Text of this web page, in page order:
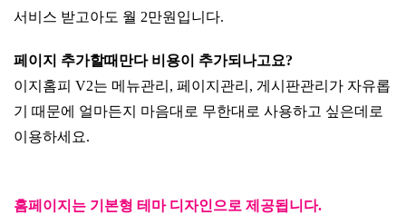
서비스 받고아도 월 2만원입니다.
페이지 추가할때만다 비용이 추가되나고요?
이지홈피 V2는 메뉴관리, 페이지관리, 게시판관리가 자유롭
기 때문에 얼마든지 마음대로 무한대로 사용하고 싶은데로
이용하세요.
홈페이지는 기본형 테마 디자인으로 제공됩니다.